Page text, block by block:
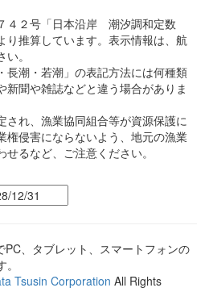
２号「日本沿岸 潮汐調和定数
推算しています。表示情報は、航
。
潮・若潮」の表記方法には何種類
新聞や雑誌などと違う場合がありま
れ、漁業協同組合等が資源保護に
権侵害にならないよう、地元の漁業
るなど、ご注意ください。
PC、タブレット、スマートフォンの
Tsusin Corporation All Rights